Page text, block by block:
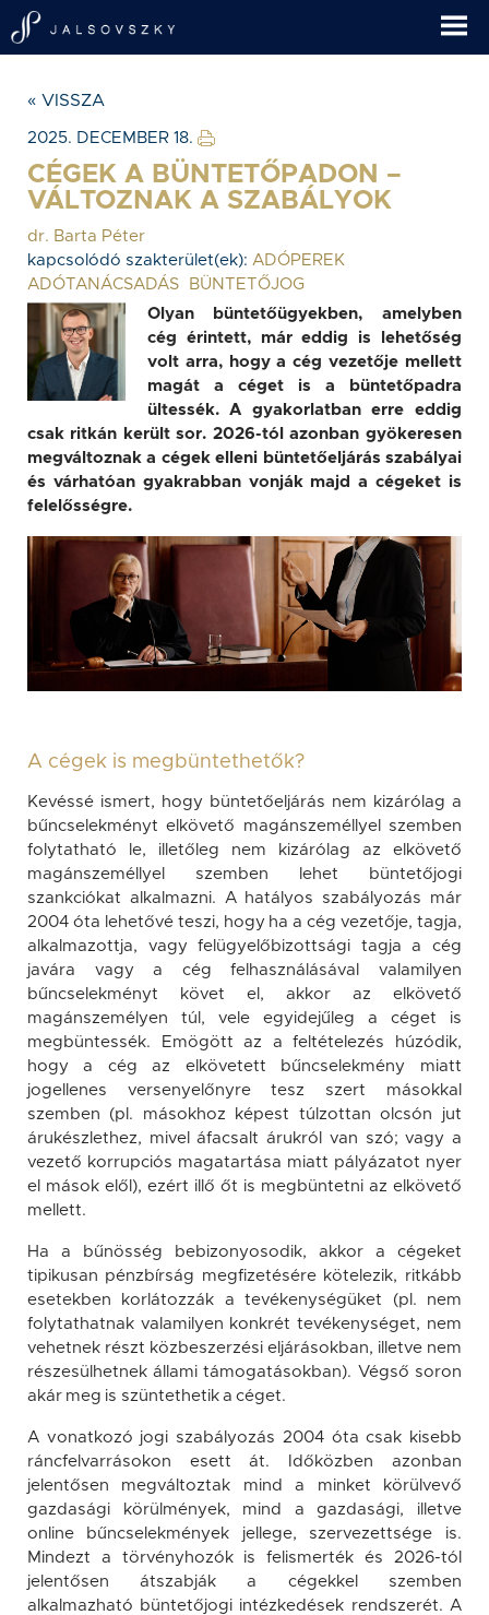
« VISSZA
2025. DECEMBER 18.
CÉGEK A BÜNTETŐPADON –
VÁLTOZNAK A SZABÁLYOK
dr. Barta Péter
kapcsolódó szakterület(ek): ADÓPEREK
ADÓTANÁCSADÁS
BÜNTETŐJOG
Olyan büntetőügyekben, amelyben
cég érintett, már eddig is lehetőség
volt arra, hogy a cég vezetője mellett
magát a céget is a büntetőpadra
ültessék. A gyakorlatban erre eddig
csak ritkán került sor. 2026-tól azonban gyökeresen
megváltoznak a cégek elleni büntetőeljárás szabályai
és várhatóan gyakrabban vonják majd a cégeket is
felelősségre.
A cégek is megbüntethetők?
Kevéssé ismert, hogy büntetőeljárás nem kizárólag a
bűncselekményt elkövető magánszeméllyel szemben
folytatható le, illetőleg nem kizárólag az elkövető
magánszeméllyel szemben lehet büntetőjogi
szankciókat alkalmazni. A hatályos szabályozás már
2004 óta lehetővé teszi, hogy ha a cég vezetője, tagja,
alkalmazottja, vagy felügyelőbizottsági tagja a cég
javára vagy a cég felhasználásával valamilyen
bűncselekményt követ el, akkor az elkövető
magánszemélyen túl, vele egyidejűleg a céget is
megbüntessék. Emögött az a feltételezés húzódik,
hogy a cég az elkövetett bűncselekmény miatt
jogellenes versenyelőnyre tesz szert másokkal
szemben (pl. másokhoz képest túlzottan olcsón jut
árukészlethez, mivel áfacsalt árukról van szó; vagy a
vezető korrupciós magatartása miatt pályázatot nyer
el mások elől), ezért illő őt is megbüntetni az elkövető
mellett.
Ha a bűnösség bebizonyosodik, akkor a cégeket
tipikusan pénzbírság megfizetésére kötelezik, ritkább
esetekben korlátozzák a tevékenységüket (pl. nem
folytathatnak valamilyen konkrét tevékenységet, nem
vehetnek részt közbeszerzési eljárásokban, illetve nem
részesülhetnek állami támogatásokban). Végső soron
akár meg is szüntethetik a céget.
A vonatkozó jogi szabályozás 2004 óta csak kisebb
ráncfelvarrásokon esett át. Időközben azonban
jelentősen megváltoztak mind a minket körülvevő
gazdasági körülmények, mind a gazdasági, illetve
online bűncselekmények jellege, szervezettsége is.
Mindezt a törvényhozók is felismerték és 2026-tól
jelentősen átszabják a cégekkel szemben
alkalmazható büntetőjogi intézkedések rendszerét. A